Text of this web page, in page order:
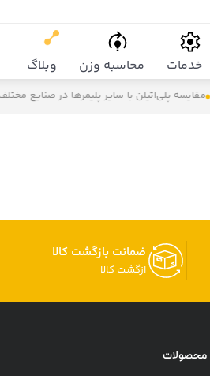
خدمات محاسبه وزن وبلاگ
مقایسه پلی‌اتیلن با سایر پلیمرها در صنایع مختلف
ضمانت بازگشت کالا
ازگشت کالا
محصولات